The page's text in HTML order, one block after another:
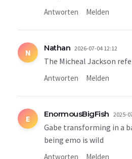
Antworten Melden
N Nathan 2026-07-04 12:12
The Micheal Jackson
Antworten Melden
E EnormousBigFish 2025-
Gabe transforming in a
being emo is wild
Antworten Melden